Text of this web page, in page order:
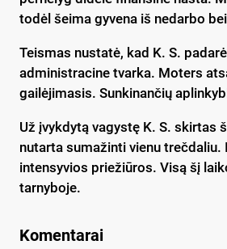
todėl šeima gyvena iš nedarbo
Teismas nustatė, kad K. S.
administracine tvarka. Moters
gailėjimasis. Sunkinančių
Už įvykdytą vagystę K. S. skirtas
nutarta sumažinti vienu
intensyvios priežiūros. Visą šį
tarnyboje.
Komentarai